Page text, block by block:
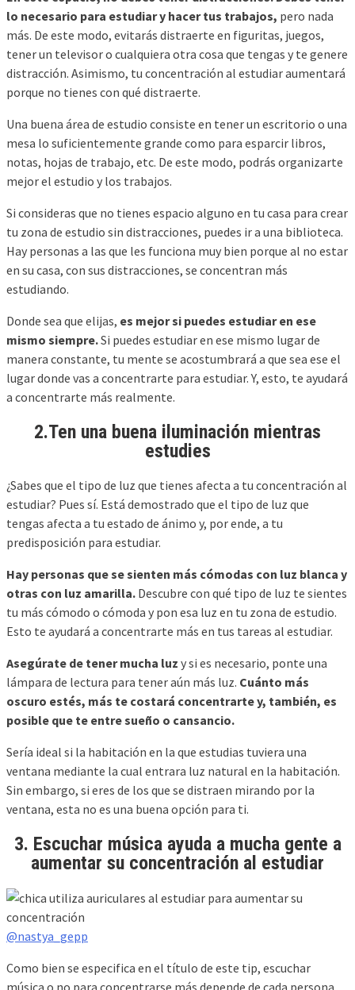
lo necesario para estudiar y hacer tus trabajos, pero nada
más. De este modo, evitarás distraerte en figuritas, juegos,
tener un televisor o cualquiera otra cosa que tengas y te genere
distracción. Asimismo, tu concentración al estudiar aumentará
porque no tienes con qué distraerte.
Una buena área de estudio consiste en tener un escritorio o una
mesa lo suficientemente grande como para esparcir libros,
notas, hojas de trabajo, etc. De este modo, podrás organizarte
mejor el estudio y los trabajos.
Si consideras que no tienes espacio alguno en tu casa para crear
tu zona de estudio sin distracciones, puedes ir a una biblioteca.
Hay personas a las que les funciona muy bien porque al no estar
en su casa, con sus distracciones, se concentran más
estudiando.
Donde sea que elijas, es mejor si puedes estudiar en ese
mismo siempre.Si puedes estudiar en ese mismo lugar de
manera constante, tu mente se acostumbrará a que sea ese el
lugar donde vas a concentrarte para estudiar. Y, esto, te ayudará
a concentrarte más realmente.
2.Ten una buena iluminación mientras
estudies
¿Sabes que el tipo de luz que tienes afecta a tu concentración al
estudiar? Pues sí. Está demostrado que el tipo de luz que
tengas afecta a tu estado de ánimo y, por ende, a tu
predisposición para estudiar.
Hay personas que se sienten más cómodas con luz blanca y
otras con luz amarilla. Descubre con qué tipo de luz te sientes
tu más cómodo o cómoda y pon esa luz en tu zona de estudio.
Esto te ayudará a concentrarte más en tus tareas al estudiar.
Asegúrate de tener mucha luz y si es necesario, ponte una
lámpara de lectura para tener aún más luz. Cuánto más
oscuro estés, más te costará concentrarte y, también, es
posible que te entre sueño o cansancio.
Sería ideal si la habitación en la que estudias tuviera una
ventana mediante la cual entrara luz natural en la habitación.
Sin embargo, si eres de los que se distraen mirando por la
ventana, esta no es una buena opción para ti.
3. Escuchar música ayuda a mucha gente a
aumentar su concentración al estudiar
@nastya_gepp
Como bien se especifica en el título de este tip, escuchar